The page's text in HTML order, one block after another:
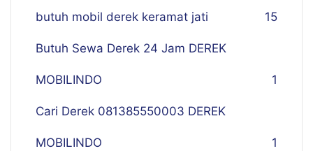
butuh mobil derek keramat jati 15
Butuh Sewa Derek 24 Jam DEREK
MOBILINDO 1
Cari Derek 081385550003 DEREK
MOBILINDO 1